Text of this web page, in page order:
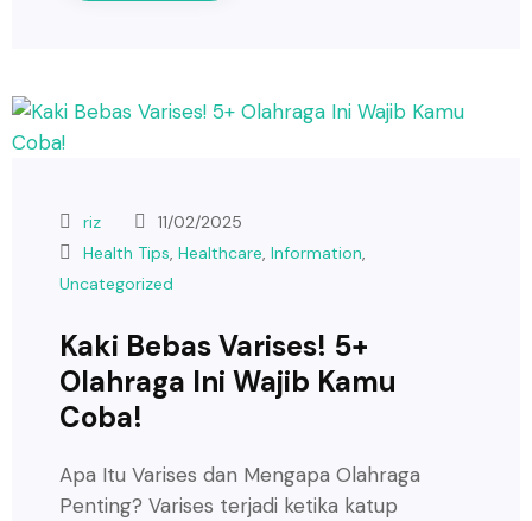
riz
11/02/2025
Health Tips, Healthcare, Information,
Uncategorized
Kaki Bebas Varises! 5+
Olahraga Ini Wajib Kamu
Coba!
Apa Itu Varises dan Mengapa Olahraga
Penting? Varises terjadi ketika katup